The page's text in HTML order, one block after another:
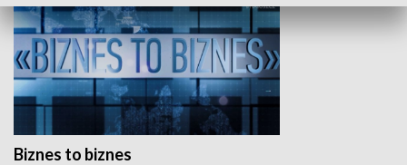
Biznes to biznes